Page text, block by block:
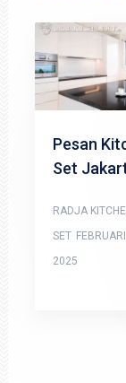
Pesan
Set
RADJA
SET
2025